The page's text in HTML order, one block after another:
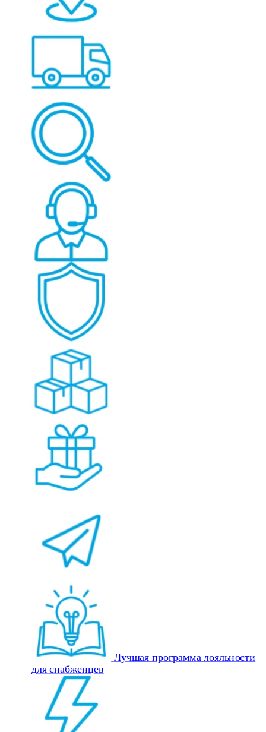
Лучшая программа лояльности
для снабженцев